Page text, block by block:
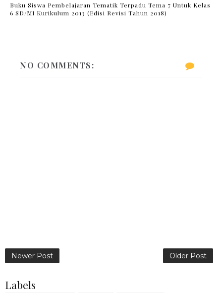
Buku Siswa Pembelajaran Tematik Terpadu Tema 7 Untuk Kelas
6 SD/MI Kurikulum 2013 (Edisi Revisi Tahun 2018)
NO COMMENTS:
Newer Post Older Post
Labels